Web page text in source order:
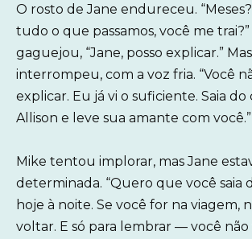
O rosto de Jane endureceu.
tudo o que passamos, você me
gaguejou, “Jane, posso explicar.”
interrompeu, com a voz fria. “Você
explicar. Eu já vi o suficiente. Saia do
Allison e leve sua amante com você.”
Mike tentou implorar, mas Jane
determinada. “Quero que você saia
hoje à noite. Se você for na viagem,
voltar. E só para lembrar — você não